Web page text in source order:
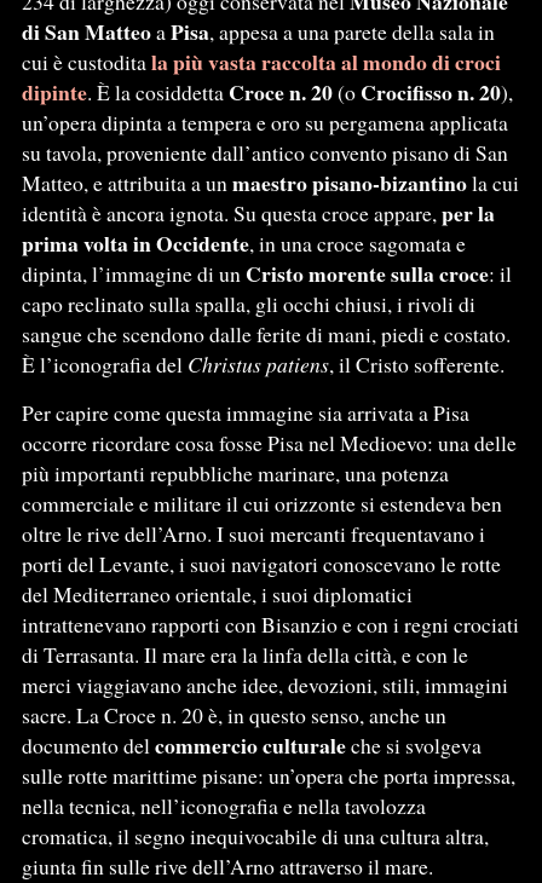
di San MatteoaPisa, appesa a una parete della sala in
cui è custoditala più vasta raccolta al mondo di croci
dipinte. È la cosiddetta Croce n. 20(o Crocifisso n. 20),
un’opera dipinta a tempera e oro su pergamena applicata
su tavola, proveniente dall’antico convento pisano di San
Matteo, e attribuita a unmaestro pisano-bizantinola cui
identità è ancora ignota. Su questa croce appare,per la
prima volta in Occidente, in una croce sagomata e
dipinta, l’immagine di un Cristo morente sulla croce: il
capo reclinato sulla spalla, gli occhi chiusi, i rivoli di
sangue che scendono dalle ferite di mani, piedi e costato.
È l’iconografia del Christus patiens, il Cristo sofferente.
Per capire come questa immagine sia arrivata a Pisa
occorre ricordare cosa fosse Pisa nel Medioevo: una delle
più importanti repubbliche marinare, una potenza
commerciale e militare il cui orizzonte si estendeva ben
oltre le rive dell’Arno. I suoi mercanti frequentavano i
porti del Levante, i suoi navigatori conoscevano le rotte
del Mediterraneo orientale, i suoi diplomatici
intrattenevano rapporti con Bisanzio e con i regni crociati
di Terrasanta. Il mare era la linfa della città, e con le
merci viaggiavano anche idee, devozioni, stili, immagini
sacre. La Croce n. 20 è, in questo senso, anche un
documento delcommercio culturaleche si svolgeva
sulle rotte marittime pisane: un’opera che porta impressa,
nella tecnica, nell’iconografia e nella tavolozza
cromatica, il segno inequivocabile di una cultura altra,
giunta fin sulle rive dell’Arno attraverso il mare.